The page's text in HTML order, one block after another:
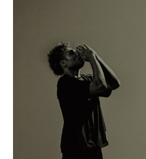
会員登録 ログイン